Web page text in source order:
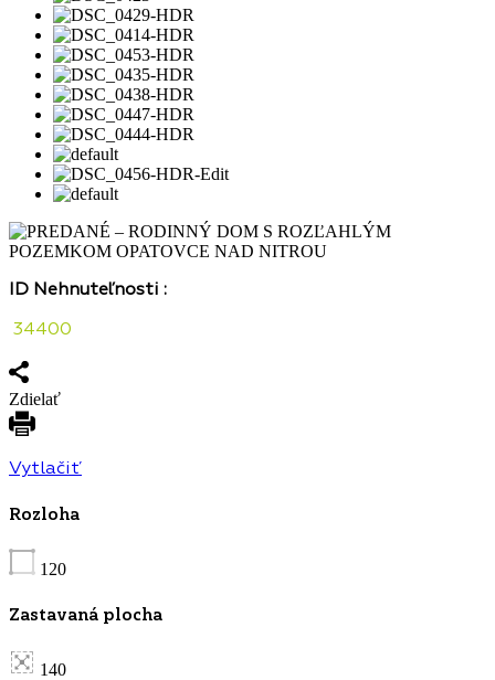
ID Nehnuteľnosti :
34400
Zdielať
Vytlačiť
Rozloha
120
Zastavaná plocha
140